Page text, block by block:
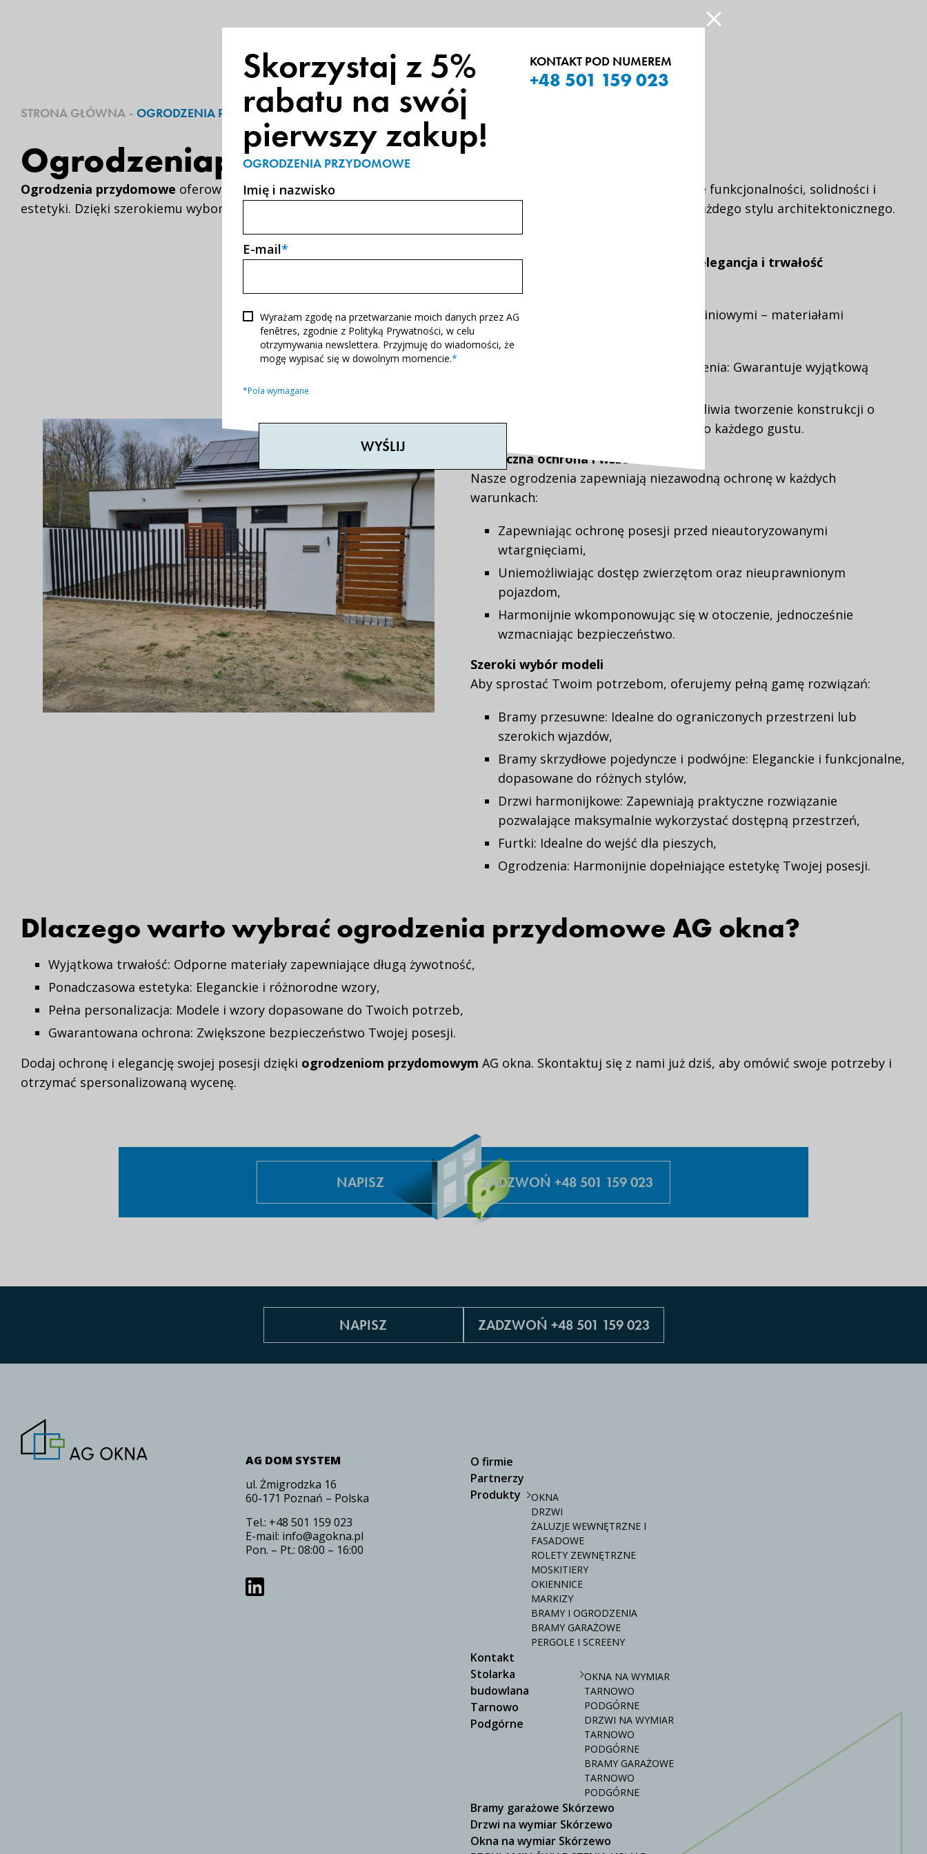
STRONA GŁÓWNA - OGRODZENIA PRZYDOMOWE
Ogrodzeniaprzydomowe
Ogrodzenia przydomowe oferowane przez AG okna zostały zaprojektowane tak, aby zapewniać idealne połączenie funkcjonalności, solidności i
estetyki. Dzięki szerokiemu wyborowi modeli i wysokiej jakości materiałów, nasze ogrodzenia dopasowują się do każdego stylu architektonicznego.
Ogrodzenia przydomowe – Ochrona, elegancja i trwałość
Materiały najwyższej jakości
Pracujemy z profilami stalowymi i aluminiowymi – materiałami
metalurgicznymi cenionymi za ich:
Odporność na zginanie i odkształcenia: Gwarantuje wyjątkową
Elastyczność projektowania: Umożliwia tworzenie konstrukcji o
różnych wzorach, dopasowanych do każdego gustu.
Skuteczna ochrona i wszechstronność
Nasze ogrodzenia zapewniają niezawodną ochronę w każdych
warunkach:
Zapewniając ochronę posesji przed nieautoryzowanymi
wtargnięciami,
Uniemożliwiając dostęp zwierzętom oraz nieuprawnionym
pojazdom,
Harmonijnie wkomponowując się w otoczenie, jednocześnie
wzmacniając bezpieczeństwo.
Szeroki wybór modeli
Aby sprostać Twoim potrzebom, oferujemy pełną gamę rozwiązań:
Bramy przesuwne: Idealne do ograniczonych przestrzeni lub
szerokich wjazdów,
Bramy skrzydłowe pojedyncze i podwójne: Eleganckie i funkcjonalne,
dopasowane do różnych stylów,
Drzwi harmonijkowe: Zapewniają praktyczne rozwiązanie
pozwalające maksymalnie wykorzystać dostępną przestrzeń,
Furtki: Idealne do wejść dla pieszych,
Ogrodzenia: Harmonijnie dopełniające estetykę Twojej posesji.
Dlaczego warto wybrać ogrodzenia przydomowe AG okna?
Wyjątkowa trwałość: Odporne materiały zapewniające długą żywotność,
Ponadczasowa estetyka: Eleganckie i różnorodne wzory,
Pełna personalizacja: Modele i wzory dopasowane do Twoich potrzeb,
Gwarantowana ochrona: Zwiększone bezpieczeństwo Twojej posesji.
Dodaj ochronę i elegancję swojej posesji dzięki ogrodzeniom przydomowym AG okna. Skontaktuj się z nami już dziś, aby omówić swoje potrzeby i
otrzymać spersonalizowaną wycenę.
NAPISZ ZADZWOŃ +48 501 159 023
Skorzystaj z 5%
rabatu na swój
pierwszy zakup!
OGRODZENIA PRZYDOMOWE
KONTAKT POD NUMEREM
+48 501 159 023
Imię i nazwisko
E-mail*
Wyrażam zgodę na przetwarzanie moich danych przez AG
fenêtres, zgodnie z Polityką Prywatności, w celu
otrzymywania newslettera. Przyjmuję do wiadomości, że
mogę wypisać się w dowolnym momencie.*
*Pola wymagane
NAPISZ ZADZWOŃ +48 501 159 023
AG DOM SYSTEM
ul. Żmigrodzka 16
60-171 Poznań – Polska
Tel.: +48 501 159 023
E-mail: info@agokna.pl
Pon. – Pt.: 08:00 – 16:00
O firmie
Partnerzy
Produkty
OKNA
DRZWI
ŻALUZJE WEWNĘTRZNE I
FASADOWE
ROLETY ZEWNĘTRZNE
MOSKITIERY
OKIENNICE
MARKIZY
BRAMY I OGRODZENIA
BRAMY GARAŻOWE
PERGOLE I SCREENY
Kontakt
Stolarka
budowlana
Tarnowo
Podgórne
OKNA NA WYMIAR
TARNOWO
PODGÓRNE
DRZWI NA WYMIAR
TARNOWO
PODGÓRNE
BRAMY GARAŻOWE
TARNOWO
PODGÓRNE
Bramy garażowe Skórzewo
Drzwi na wymiar Skórzewo
Okna na wymiar Skórzewo